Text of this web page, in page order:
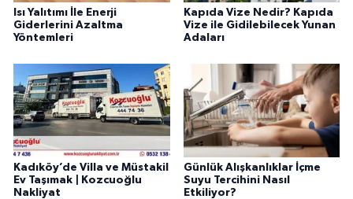
Isı Yalıtımı İle Enerji
Giderlerini Azaltma
Yöntemleri
Kapıda Vize Nedir? Kapıda
Vize ile Gidilebilecek Yunan
Adaları
Kadıköy’de Villa ve Müstakil
Ev Taşımak | Kozcuoğlu
Nakliyat
Günlük Alışkanlıklar İçme
Suyu Tercihini Nasıl
Etkiliyor?